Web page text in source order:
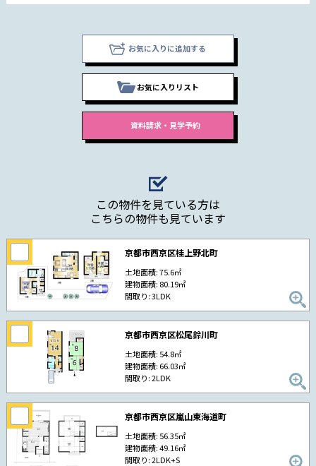
お気に入りに追加する
お気に入りリスト
この物件を見ている方は
こちらの物件も見ています
京都市西京区桂上野北町
土地面積: 75.6㎡
建物面積: 80.19㎡
間取り: 3LDK
京都市西京区松尾鈴川町
土地面積: 54.8㎡
建物面積: 66.03㎡
間取り: 2LDK
京都市西京区嵐山東海道町
土地面積: 56.35㎡
建物面積: 49.16㎡
間取り: 2LDK+S